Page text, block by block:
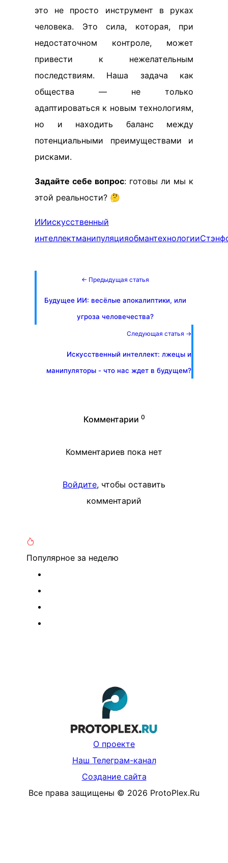
это не просто инструмент в руках
человека. Это сила, которая, при
недостаточном контроле, может
привести к нежелательным
последствиям. Наша задача как
общества — не только
адаптироваться к новым технологиям,
но и находить баланс между
потенциальными преимуществами и
рисками.
Задайте себе вопрос: готовы ли мы к
этой реальности? 🤔
ИИискусственный
интеллектманипуляцияобмантехнологии
← Предыдущая статья
Будущее ИИ: весёлые апокалиптики, или
угроза человечества?
Следующая статья →
Искусственный интеллект: лжецы и
манипуляторы - что нас ждет в будущем?
Комментарии 0
Комментариев пока нет
Войдите, чтобы оставить
комментарий
Популярное за неделю
О проекте
Наш Телеграм-канал
Создание сайта
Все права защищены © 2026 ProtoPlex.Ru